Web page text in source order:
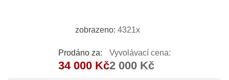
zobrazeno: 4321x
Prodáno za:
34 000 Kč
Vyvolávací cena:
2 000 Kč